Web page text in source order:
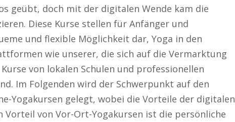
geübt, doch mit der digitalen Wende kam die
Diese Kurse stellen für Anfänger und
und flexible Möglichkeit dar, Yoga in den
wie unserer, die sich auf die Vermarktung
von lokalen Schulen und professionellen
Im Folgenden wird der Schwerpunkt auf den
Yogakursen gelegt, wobei die Vorteile der digitalen
Vorteil von Vor-Ort-Yogakursen ist die persönliche